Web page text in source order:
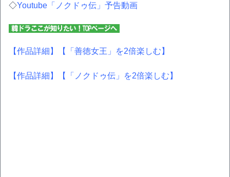
◇Youtube「ノクドゥ伝」予告動画
【作品詳細】 【「善徳女王」を2倍楽しむ】
【作品詳細】 【「ノクドゥ伝」を2倍楽しむ】